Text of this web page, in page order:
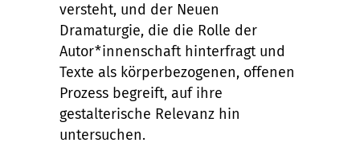
versteht, und der Neuen
Dramaturgie, die die Rolle der
Autor*innenschaft hinterfragt und
Texte als körperbezogenen, offenen
Prozess begreift, auf ihre
gestalterische Relevanz hin
untersuchen.